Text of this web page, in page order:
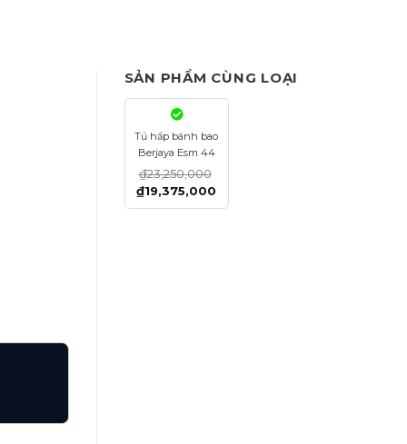
SẢN PHẨM CÙNG LOẠI
Tủ hấp bánh bao
Berjaya Esm 44
₫23,250,000
₫19,375,000